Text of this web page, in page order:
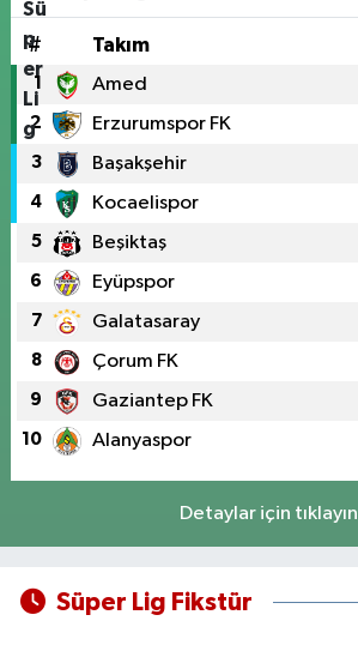
# Takım
1 Amed
2 Erzurumspor FK
3 Başakşehir
4 Kocaelispor
5 Beşiktaş
6 Eyüpspor
7 Galatasaray
8 Çorum FK
9 Gaziantep FK
10 Alanyaspor
Detaylar için tıklayın
Süper Lig Fikstür